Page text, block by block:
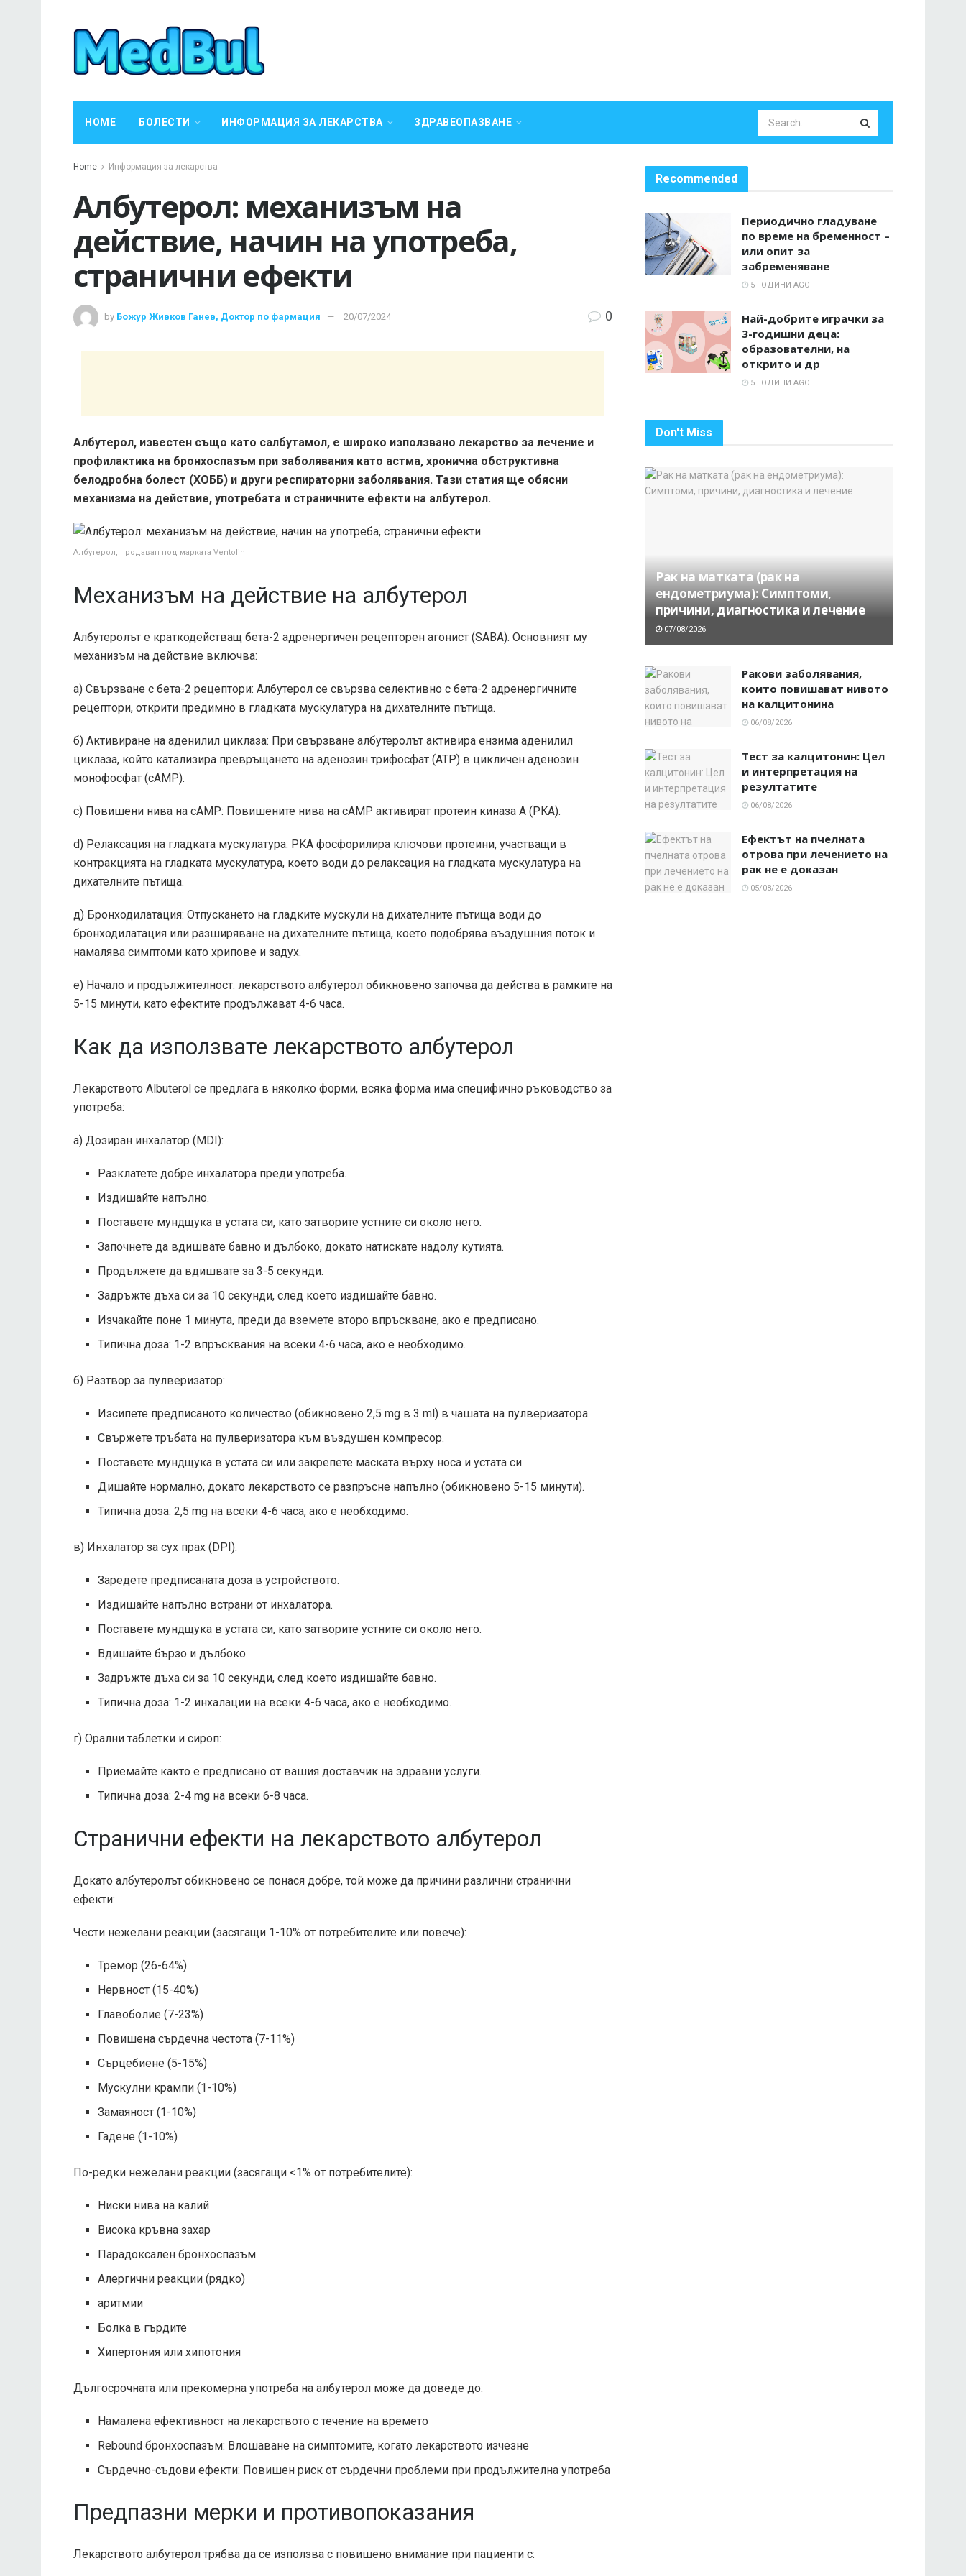
HOME БОЛЕСТИ ИНФОРМАЦИЯ ЗА ЛЕКАРСТВА ЗДРАВЕОПАЗВАНЕ
Home Информация за лекарства
Албутерол: механизъм на
действие, начин на употреба,
странични ефекти
by Божур Живков Ганев, Доктор по фармация 20/07/2024 0
Албутерол, известен също като салбутамол, е широко използвано лекарство за лечение и
профилактика на бронхоспазъм при заболявания като астма, хронична обструктивна
белодробна болест (ХОББ) и други респираторни заболявания. Тази статия ще обясни
механизма на действие, употребата и страничните ефекти на албутерол.
Албутерол, продаван под марката Ventolin
Механизъм на действие на албутерол
Албутеролът е краткодействащ бета-2 адренергичен рецепторен агонист (SABA). Основният му
механизъм на действие включва:
а) Свързване с бета-2 рецептори: Албутерол се свързва селективно с бета-2 адренергичните
рецептори, открити предимно в гладката мускулатура на дихателните пътища.
б) Активиране на аденилил циклаза: При свързване албутеролът активира ензима аденилил
циклаза, който катализира превръщането на аденозин трифосфат (АТР) в цикличен аденозин
монофосфат (сАМР).
c) Повишени нива на cAMP: Повишените нива на cAMP активират протеин киназа A (PKA).
d) Релаксация на гладката мускулатура: PKA фосфорилира ключови протеини, участващи в
контракцията на гладката мускулатура, което води до релаксация на гладката мускулатура на
дихателните пътища.
д) Бронходилатация: Отпускането на гладките мускули на дихателните пътища води до
бронходилатация или разширяване на дихателните пътища, което подобрява въздушния поток и
намалява симптоми като хрипове и задух.
е) Начало и продължителност: лекарството албутерол обикновено започва да действа в рамките на
5-15 минути, като ефектите продължават 4-6 часа.
Как да използвате лекарството албутерол
Лекарството Albuterol се предлага в няколко форми, всяка форма има специфично ръководство за
употреба:
а) Дозиран инхалатор (MDI):
Разклатете добре инхалатора преди употреба.
Издишайте напълно.
Поставете мундщука в устата си, като затворите устните си около него.
Започнете да вдишвате бавно и дълбоко, докато натискате надолу кутията.
Продължете да вдишвате за 3-5 секунди.
Задръжте дъха си за 10 секунди, след което издишайте бавно.
Изчакайте поне 1 минута, преди да вземете второ впръскване, ако е предписано.
Типична доза: 1-2 впръсквания на всеки 4-6 часа, ако е необходимо.
б) Разтвор за пулверизатор:
Изсипете предписаното количество (обикновено 2,5 mg в 3 ml) в чашата на пулверизатора.
Свържете тръбата на пулверизатора към въздушен компресор.
Поставете мундщука в устата си или закрепете маската върху носа и устата си.
Дишайте нормално, докато лекарството се разпръсне напълно (обикновено 5-15 минути).
Типична доза: 2,5 mg на всеки 4-6 часа, ако е необходимо.
в) Инхалатор за сух прах (DPI):
Заредете предписаната доза в устройството.
Издишайте напълно встрани от инхалатора.
Поставете мундщука в устата си, като затворите устните си около него.
Вдишайте бързо и дълбоко.
Задръжте дъха си за 10 секунди, след което издишайте бавно.
Типична доза: 1-2 инхалации на всеки 4-6 часа, ако е необходимо.
г) Орални таблетки и сироп:
Приемайте както е предписано от вашия доставчик на здравни услуги.
Типична доза: 2-4 mg на всеки 6-8 часа.
Странични ефекти на лекарството албутерол
Докато албутеролът обикновено се понася добре, той може да причини различни странични
ефекти:
Чести нежелани реакции (засягащи 1-10% от потребителите или повече):
Тремор (26-64%)
Нервност (15-40%)
Главоболие (7-23%)
Повишена сърдечна честота (7-11%)
Сърцебиене (5-15%)
Мускулни крампи (1-10%)
Замаяност (1-10%)
Гадене (1-10%)
По-редки нежелани реакции (засягащи <1% от потребителите):
Ниски нива на калий
Висока кръвна захар
Парадоксален бронхоспазъм
Алергични реакции (рядко)
аритмии
Болка в гърдите
Хипертония или хипотония
Дългосрочната или прекомерна употреба на албутерол може да доведе до:
Намалена ефективност на лекарството с течение на времето
Rebound бронхоспазъм: Влошаване на симптомите, когато лекарството изчезне
Сърдечно-съдови ефекти: Повишен риск от сърдечни проблеми при продължителна употреба
Предпазни мерки и противопоказания
Лекарството албутерол трябва да се използва с повишено внимание при пациенти с:
Recommended
Периодично гладуване
по време на бременност –
или опит за
забременяване
5 ГОДИНИ AGO
Най-добрите играчки за
3-годишни деца:
образователни, на
открито и др
5 ГОДИНИ AGO
Don't Miss
Рак на матката (рак на
ендометриума): Симптоми,
причини, диагностика и лечение
07/08/2026
Ракови заболявания,
които повишават нивото
на калцитонина
06/08/2026
Тест за калцитонин: Цел
и интерпретация на
резултатите
06/08/2026
Ефектът на пчелната
отрова при лечението на
рак не е доказан
05/08/2026